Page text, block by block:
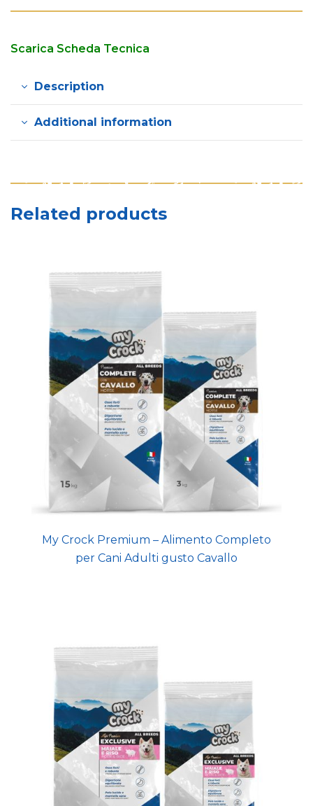
Scarica Scheda Tecnica
Description
Additional information
Related products
My Crock Premium – Alimento Completo
per Cani Adulti gusto Cavallo